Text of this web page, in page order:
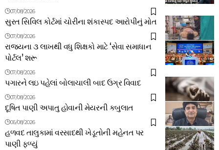
07/08/2026
સુરત સિવિલ કોર્ટમાં ચોરીના શંકાસ્પદ આરોપીનું મોત
07/08/2026
રાજ્યના ૩ લાખથી વધુ શિક્ષકો માટે ‘સેવા સમાધાન
પોર્ટલ’ શરૂ
07/08/2026
પગારને લઇ પહેલાં બોલાચાલી બાદ ઉગ્ર વિવાદ
07/08/2026
દૂષિત પાણી અપાતુ હોવાની મેયરની કબુલાત
06/08/2026
હળવદ તાલુકામાં વરસાદથી ખેડૂતોની મહેનત પર
પાણી ફળ્યું